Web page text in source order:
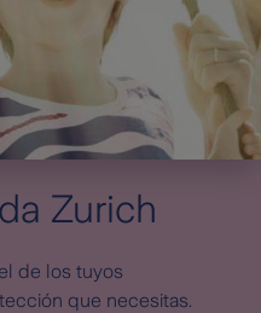
Zurich
de los tuyos
que necesitas.